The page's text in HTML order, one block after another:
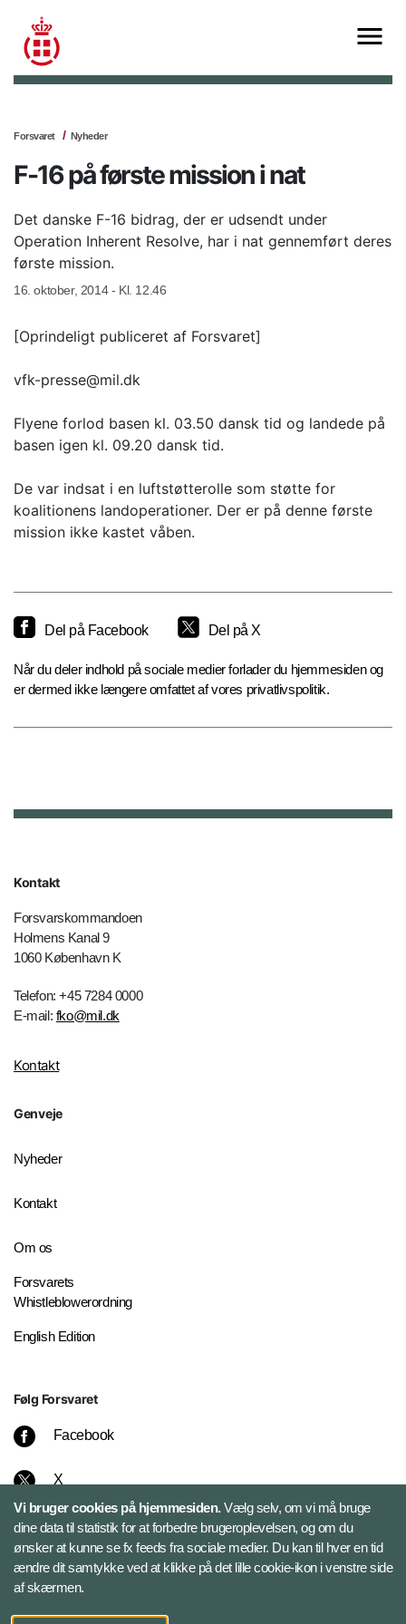
Forsvaret Nyheder
F-16 på første mission i nat
Det danske F-16 bidrag, der er udsendt under
Operation Inherent Resolve, har i nat gennemført deres
første mission.
16. oktober, 2014 - Kl. 12.46
[Oprindeligt publiceret af Forsvaret]
vfk-presse@mil.dk
Flyene forlod basen kl. 03.50 dansk tid og landede på
basen igen kl. 09.20 dansk tid.
De var indsat i en luftstøtterolle som støtte for
koalitionens landoperationer. Der er på denne første
mission ikke kastet våben.
Del på Facebook Del på X
Når du deler indhold på sociale medier forlader du hjemmesiden og
er dermed ikke længere omfattet af vores privatlivspolitik.
Kontakt
Forsvarskommandoen
Holmens Kanal 9
1060 København K
Telefon: +45 7284 0000
E-mail: fko@mil.dk
Kontakt
Genveje
Nyheder
Kontakt
Om os
Forsvarets
Whistleblowerordning
English Edition
Følg Forsvaret
Facebook
X
Instagram
Bluesky
LinkedIn
Vi bruger cookies på hjemmesiden.Vælg selv, om vi må bruge
dine data til statistik for at forbedre brugeroplevelsen, og om du
ønsker at kunne se fx feeds fra sociale medier. Du kan til hver en tid
ændre dit samtykke ved at klikke på det lille cookie-ikon i venstre side
af skærmen.